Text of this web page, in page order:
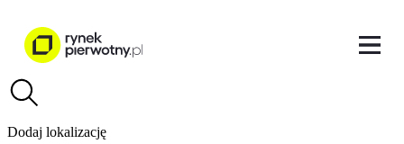
Dodaj lokalizację